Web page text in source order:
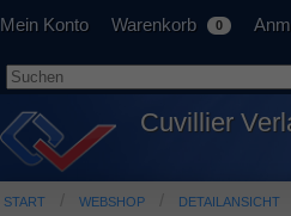
Mein Konto Warenkorb 0
Cuvillier
START WEBSHOP DETAILANSICHT